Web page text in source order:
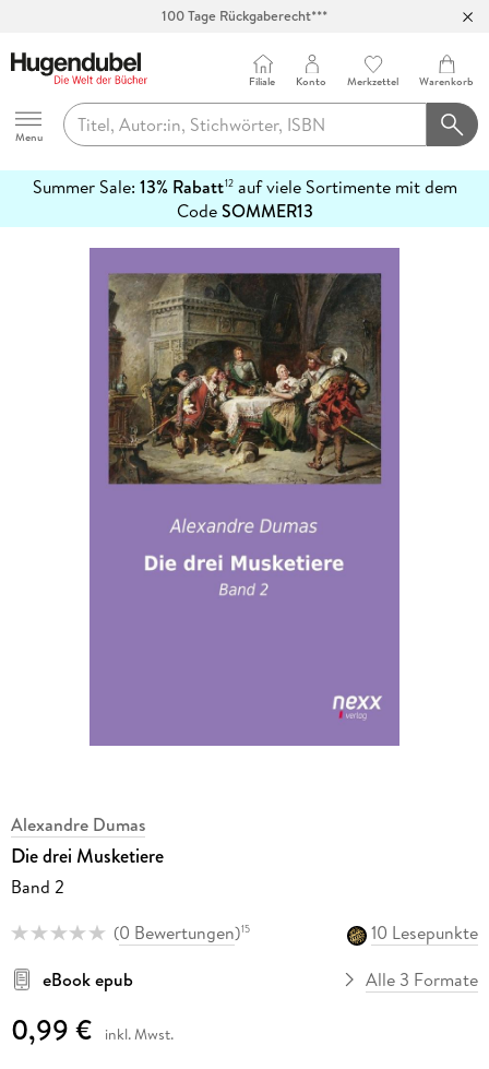
100 Tage Rückgaberecht***
Hugendubel
Menu
Filiale Konto Merkzettel Warenkorb
Summer Sale: 13% Rabatt12auf viele Sortimente mit dem
CodeSOMMER13
erfahren
Alexandre Dumas
Die drei Musketiere
Band 2
(0 Bewertungen)15
10 Lesepunkte
eBook epub
Alle 3 Formate
0,99 € inkl. Mwst.